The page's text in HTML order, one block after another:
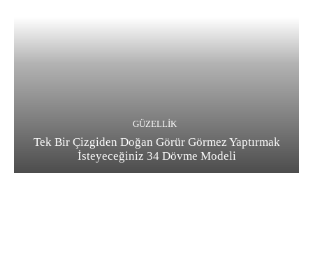
GÜZELLIK
Tek Bir Çizgiden Doğan Görür Görmez Yaptırmak
İsteyeceğiniz 34 Dövme Modeli